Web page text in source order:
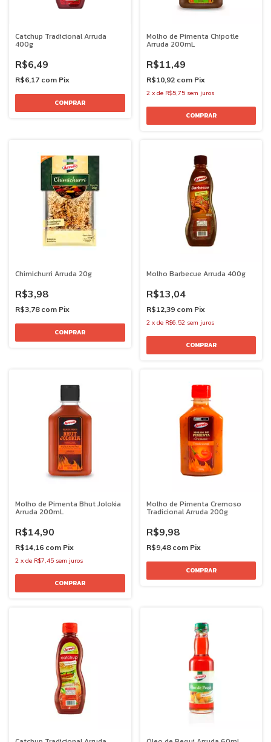
Catchup Tradicional Arruda
400g
R$6,49
R$6,17 com Pix
Molho de Pimenta Chipotle
Arruda 200mL
R$11,49
R$10,92 com Pix
2 x de R$5,75 sem juros
Chimichurri Arruda 20g
R$3,98
R$3,78 com Pix
Molho Barbecue Arruda 400g
R$13,04
R$12,39 com Pix
2 x de R$6,52 sem juros
Molho de Pimenta Bhut Jolokia
Arruda 200mL
R$14,90
R$14,16 com Pix
2 x de R$7,45 sem juros
Molho de Pimenta Cremoso
Tradicional Arruda 200g
R$9,98
R$9,48 com Pix